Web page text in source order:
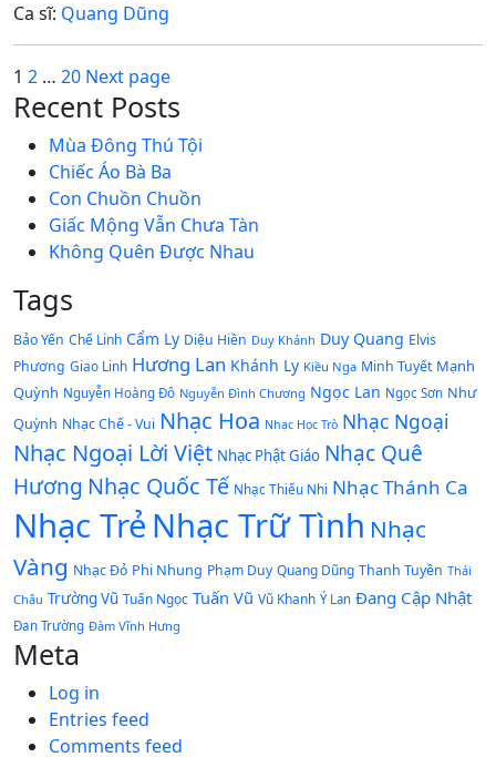
Ca sĩ: Quang Dũng
Posts
pagination
Page
1 Page
2 … Page
20 Next page
Recent Posts
Mùa Đông Thú Tội
Chiếc Áo Bà Ba
Con Chuồn Chuồn
Giấc Mộng Vẫn Chưa Tàn
Không Quên Được Nhau
Tags
Bảo Yến Chế Linh Cẩm Ly Diệu Hiền Duy Khánh Duy Quang Elvis
Phương Giao Linh Hương Lan Khánh Ly Kiều Nga Minh Tuyết Mạnh
Quỳnh Nguyễn Hoàng Đô Nguyễn Đình Chương Ngọc Lan Ngọc Sơn Như
Quỳnh Nhạc Chế - Vui Nhạc Hoa Nhạc Học Trò Nhạc Ngoại
Nhạc Ngoại Lời Việt Nhạc Phật Giáo Nhạc Quê
Hương Nhạc Quốc Tế Nhạc Thiếu Nhi Nhạc Thánh Ca
Nhạc Trẻ Nhạc Trữ Tình Nhạc
Vàng Nhạc Đỏ Phi Nhung Phạm Duy Quang Dũng Thanh Tuyền Thái
Châu Trường Vũ Tuấn Ngọc Tuấn Vũ Vũ Khanh Ý Lan Đang Cập Nhật
Đan Trường Đàm Vĩnh Hưng
Meta
Log in
Entries feed
Comments feed